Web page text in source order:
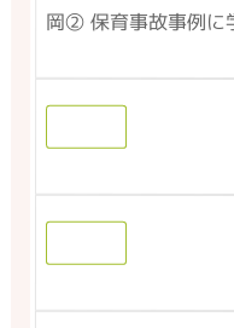
岡② 保育事故事例に